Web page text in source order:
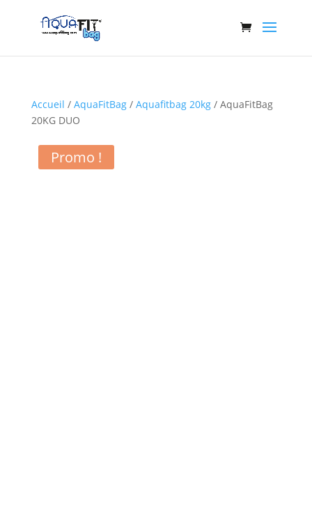
Accueil / AquaFitBag/ Aquafitbag 20kg/ AquaFitBag
20KG DUO
Promo !